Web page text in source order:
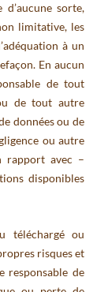
sorte,
limitative, les
à un
En aucun
de tout
de tout autre
données ou de
ou autre
rapport avec –
disponibles
téléchargé ou
risques et
responsable de